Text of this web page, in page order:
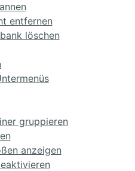
entfernen
löschen
gruppieren
anzeigen